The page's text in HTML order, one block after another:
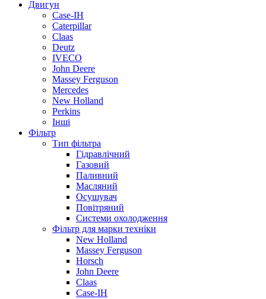
Двигун
Case-IH
Caterpillar
Claas
Deutz
IVECO
John Deere
Massey Ferguson
Mercedes
New Holland
Perkins
Інші
Фільтр
Тип фільтра
Гідравлічний
Газовий
Паливний
Масляний
Осушувач
Повітряний
Системи охолодження
Фільтр для марки техніки
New Holland
Massey Ferguson
Horsch
John Deere
Claas
Case-IH